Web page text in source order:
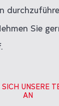
Sie
UNSERE
AN